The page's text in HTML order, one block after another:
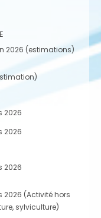
2026 (estimations)
2026
2026
2026
2026 (Activité hors
sylviculture)